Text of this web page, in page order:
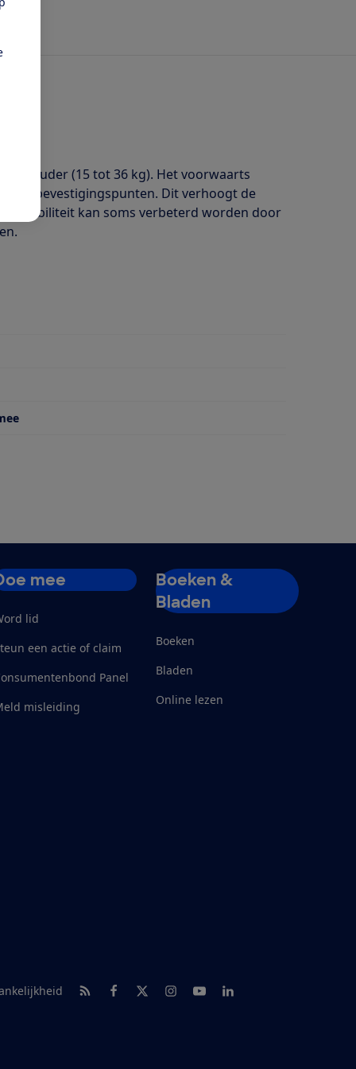
en ouder (15 tot 36 kg). Het voorwaarts
bevestigingspunten. Dit verhoogt de
stabiliteit kan soms verbeterd worden door
mee
lid
een actie of claim
Panel
misleiding
Boeken &
Bladen
Boeken
Bladen
Online lezen
RSS-feed nieuws
Facebook
TwitterInstagram
YoutubeLinkedIn